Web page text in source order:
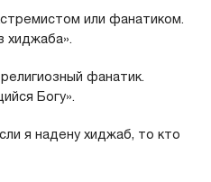
или фанатиком.
хиджаба».
фанатик.
Богу».
я надену хиджаб, то кто